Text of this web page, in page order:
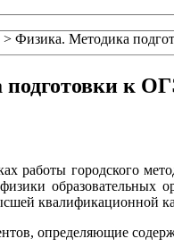
> Физика. Методика
к
работы городского
образовательных
квалификационной
определяющие